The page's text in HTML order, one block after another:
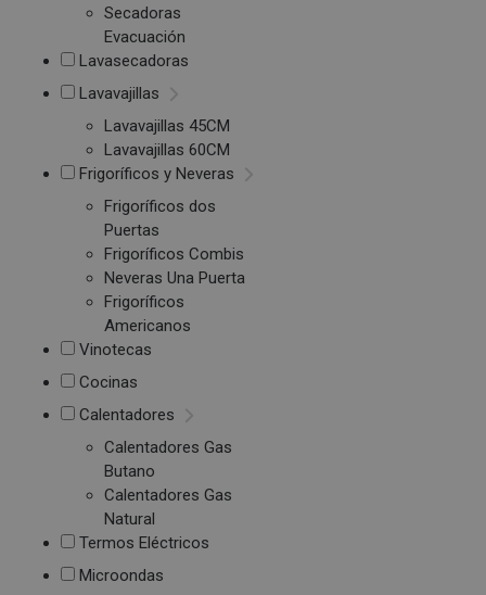
Secadoras
Evacuación
Lavasecadoras
Lavavajillas
Lavavajillas 45CM
Lavavajillas 60CM
Frigoríficos y Neveras
Frigoríficos dos
Puertas
Frigoríficos Combis
Neveras Una Puerta
Frigoríficos
Americanos
Vinotecas
Cocinas
Calentadores
Calentadores Gas
Butano
Calentadores Gas
Natural
Termos Eléctricos
Microondas